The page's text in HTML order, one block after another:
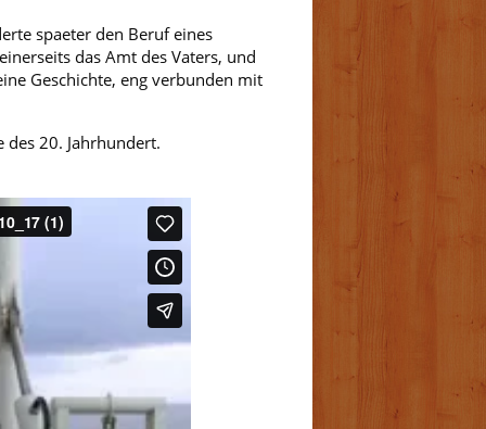
spaeter den Beruf eines
das Amt des Vaters, und
Geschichte, eng verbunden mit
20. Jahrhundert.